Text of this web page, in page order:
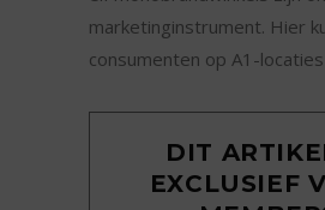
marketinginstrument. Hier
consumenten op A1-
DIT
EXCLUSIEF